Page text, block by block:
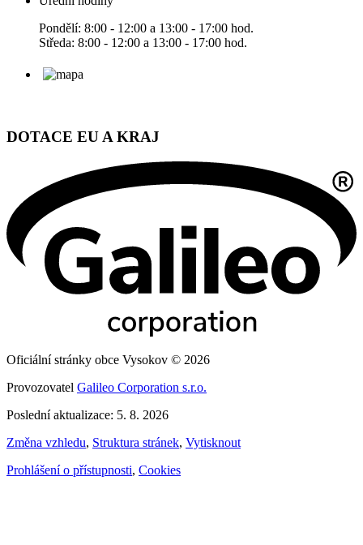
Pondělí: 8:00 - 12:00 a 13:00 - 17:00 hod.
Středa: 8:00 - 12:00 a 13:00 - 17:00 hod.
DOTACE EU A KRAJ
Oficiální stránky obce Vysokov © 2026
Provozovatel Galileo Corporation s.r.o.
Poslední aktualizace: 5. 8. 2026
Změna vzhledu, Struktura stránek, Vytisknout
Prohlášení o přístupnosti, Cookies